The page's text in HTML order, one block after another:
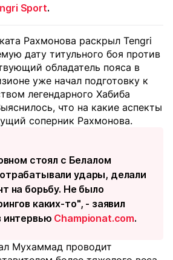
Sport.
Рахмонова раскрыл Tengri
дату титульного боя против
обладатель пояса в
уже начал подготовку к
легендарного Хабиба
что на какие аспекты
соперник Рахмонова.
стоял с Белалом
удары, делали
на борьбу. Не было
каких-то", - заявил
интервью Championat.com.
Мухаммад проводит